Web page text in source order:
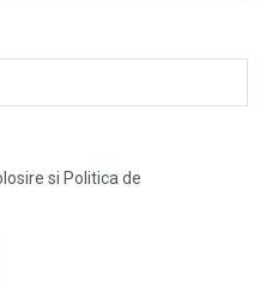
si Politica de